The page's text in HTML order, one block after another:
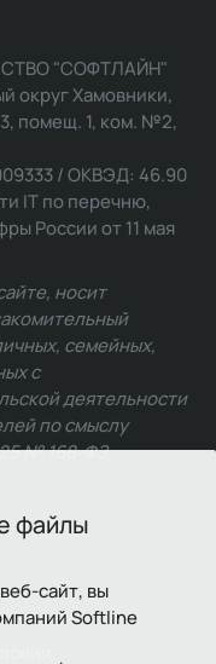
файлы
сайт, вы
Softline
"СОФТЛАЙН"
округ Хамовники,
3, помещ. 1, ком. №2,
/ ОКВЭД: 46.90
IT по перечню,
России от 11 мая
носит
семейных,
с
деятельности
по смыслу
№ 168-ФЗ.